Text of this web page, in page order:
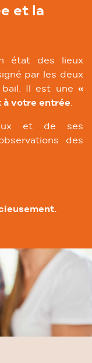
et la
état des lieux
par les deux
Il est une «
votre entrée.
et de ses
des